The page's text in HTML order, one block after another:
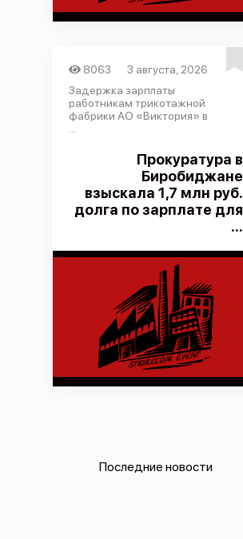
8063
3 августа, 2026
Задержка зарплаты
работникам трикотажной
фабрики АО «Виктория» в
Прокуратура в
Биробиджане
взыскала 1,7 млн руб.
долга по зарплате для
...
Последние новости